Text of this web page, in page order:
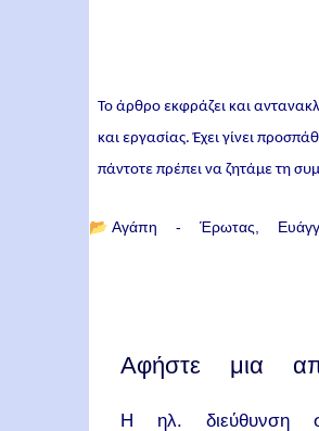
Το άρθρο εκφράζει και
και εργασίας. Έχει γίνει
πάντοτε πρέπει να ζητάμε τη
📂 Αγάπη - Έρωτας
Αφήστε μια
Η ηλ. διεύθυνση